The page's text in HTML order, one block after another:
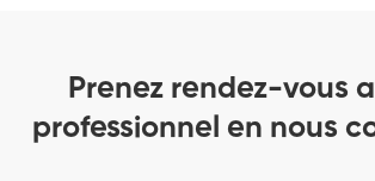
Prenez rendez-vous
professionnel en nous